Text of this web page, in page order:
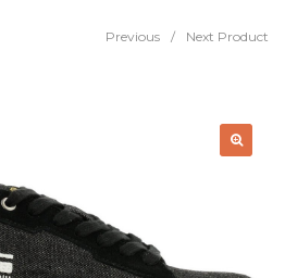
Previous / Next Product